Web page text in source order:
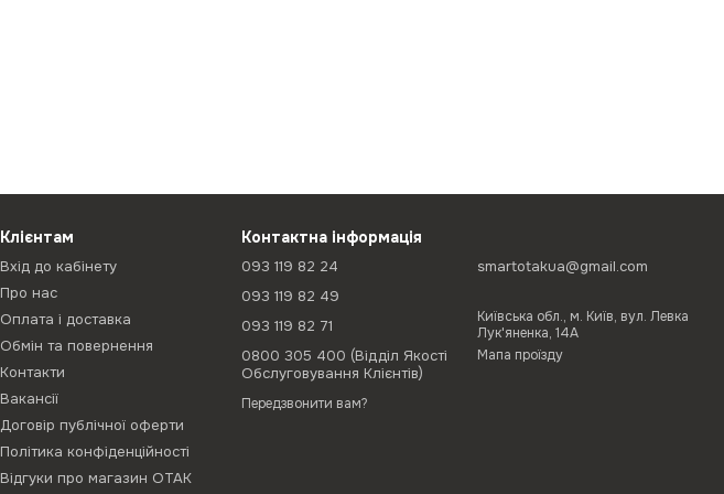
Клієнтам
Вхід до кабінету
Про нас
Оплата і доставка
Обмін та повернення
Контакти
Вакансії
Договір публічної оферти
Політика конфіденційності
Відгуки про магазин ОТАК
Контактна інформація
093 119 82 24
093 119 82 49
093 119 82 71
0800 305 400 (Відділ Якості
Обслуговування Клієнтів)
Передзвонити вам?
smartotakua@gmail.com
Київська обл., м. Київ, вул. Левка
Лук'яненка, 14А
Мапа проїзду